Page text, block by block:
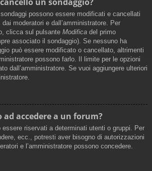
possono essere modificati e cancellati
moderatori e dall’amministratore. Per
clicca sul pulsante Modifica del primo
associato il sondaggio). Se nessuno ha
può essere modificato o cancellato, altrimenti
possono farlo. Il limite per le opzioni
dall’amministratore. Se vuoi aggiungere ulteriori
ad accedere a un forum?
essere riservati a determinati utenti o gruppi. Per
ecc., potresti aver bisogno di autorizzazioni
e l’amministratore possono concedere.